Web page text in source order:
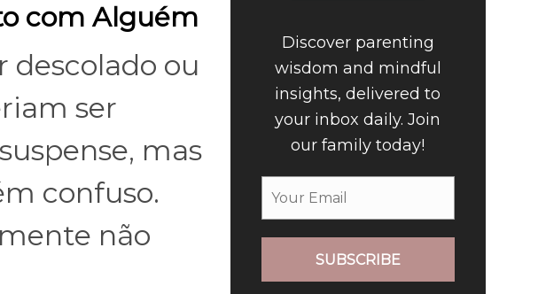
com Alguém
descolado ou
ser
mas
confuso.
não
Discover parenting
wisdom and mindful
insights, delivered to
your inbox daily. Join
our family today!
SUBSCRIBE